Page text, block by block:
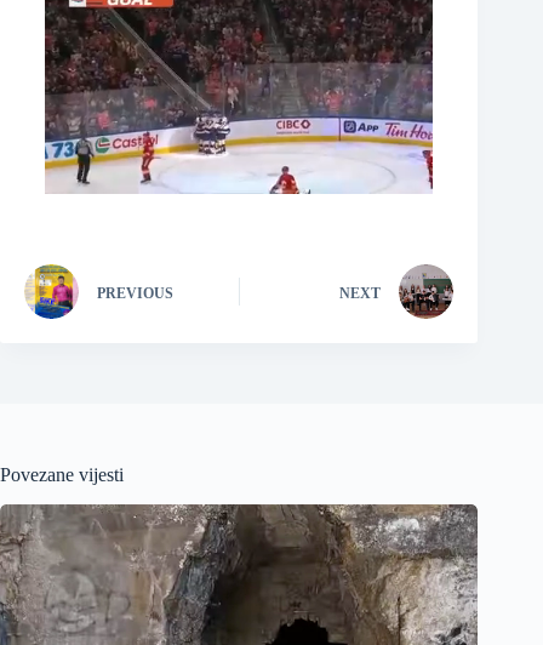
PREVIOUS NEXT
Povezane vijesti